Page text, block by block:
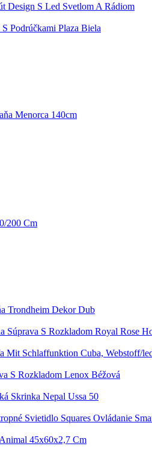
Design S Led Svetlom A Rádiom
Podrúčkami Plaza Biela
Menorca 140cm
200 Cm
Trondheim Dekor Dub
Súprava S Rozkladom Royal Rose
Mit Schlaffunktion Cuba, Webstoff/
S Rozkladom Lenox Béžová
Skrinka Nepal Ussa 50
Svietidlo Squares Ovládanie
45x60x2,7 Cm